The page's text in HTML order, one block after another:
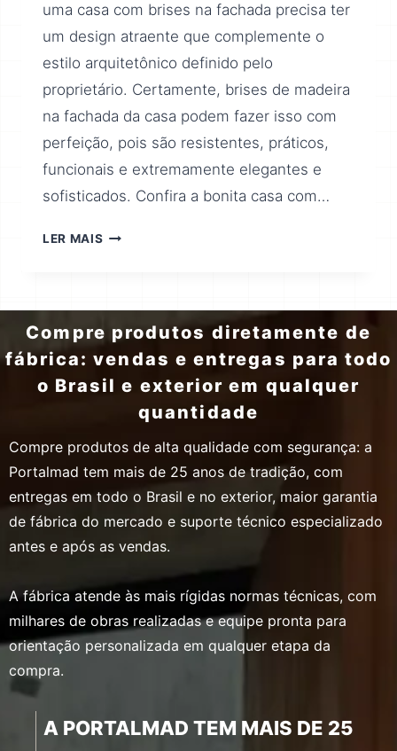
uma casa com brises na fachada precisa ter
um design atraente que complemente o
estilo arquitetônico definido pelo
proprietário. Certamente, brises de madeira
na fachada da casa podem fazer isso com
perfeição, pois são resistentes, práticos,
funcionais e extremamente elegantes e
sofisticados. Confira a bonita casa com…
LER MAIS
Compre produtos diretamente de
fábrica: vendas e entregas para todo
o Brasil e exterior em qualquer
quantidade
Compre produtos de alta qualidade com segurança: a
Portalmad tem mais de 25 anos de tradição, com
entregas em todo o Brasil e no exterior, maior garantia
de fábrica do mercado e suporte técnico especializado
antes e após as vendas.
A fábrica atende às mais rígidas normas técnicas, com
milhares de obras realizadas e equipe pronta para
orientação personalizada em qualquer etapa da
compra.
A PORTALMAD TEM MAIS DE 25